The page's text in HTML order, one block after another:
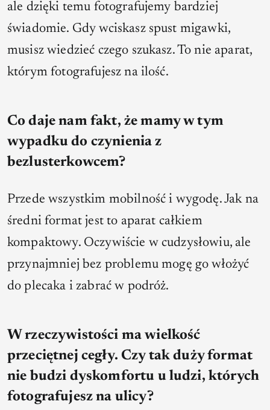
ale dzięki temu fotografujemy bardziej
świadomie. Gdy wciskasz spust migawki,
musisz wiedzieć czego szukasz. To nie aparat,
którym fotografujesz na ilość.
Co daje nam fakt, że mamy w tym
wypadku do czynienia z
bezlusterkowcem?
Przede wszystkim mobilność i wygodę. Jak na
średni format jest to aparat całkiem
kompaktowy. Oczywiście w cudzysłowiu, ale
przynajmniej bez problemu mogę go włożyć
do plecaka i zabrać w podróż.
W rzeczywistości ma wielkość
przeciętnej cegły. Czy tak duży format
nie budzi dyskomfortu u ludzi, których
fotografujesz na ulicy?